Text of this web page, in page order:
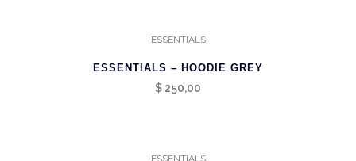
ESSENTIALS
ESSENTIALS – HOODIE GREY
$ 250,00
ESSENTIALS